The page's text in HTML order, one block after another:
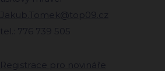
Jakub.Tomek@top09.cz
tel.: 776 739 505
Registrace pro novináře